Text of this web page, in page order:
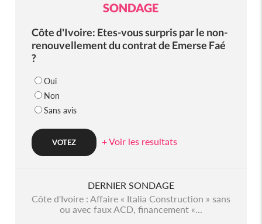
SONDAGE
Côte d'Ivoire: Etes-vous surpris par le non-
renouvellement du contrat de Emerse Faé
?
Oui
Non
Sans avis
+ Voir les resultats
DERNIER SONDAGE
Côte d'Ivoire : Affaire « Italia Construction » sans
ou avec faux ACD, financement «...